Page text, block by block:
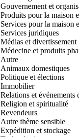
Gouvernement et
Produits pour la maison
Services pour la maison
Services juridiques
Médias et divertissement
Médecine et produits
Autre
Animaux domestiques
Politique et élections
Immobilier
Relations et événements
Religion et spiritualité
Revendeurs
Autre thème sensible
Expédition et stockage